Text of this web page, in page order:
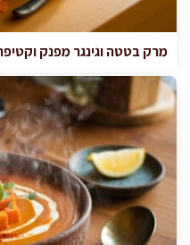
מרק בטטה וגינגר מפנק